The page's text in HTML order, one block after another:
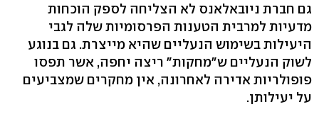
גם חברת ניובאלאנס לא הצליחה לספק הוכחות
מדעיות למרבית הטענות הפרסומיות שלה לגבי
היעילות בשימוש הנעליים שהיא מייצרת. גם בנוגע
לשוק הנעליים ש"מחקות" ריצה יחפה, אשר תפסו
פופולריות אדירה לאחרונה, אין מחקרים שמצביעים
על יעילותן.